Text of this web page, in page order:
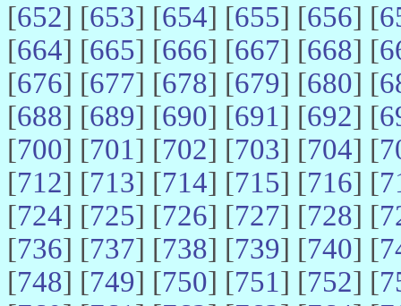
[652] [653] [654] [655] [656] [
[664] [665] [666] [667] [668] [
[676] [677] [678] [679] [680] [
[688] [689] [690] [691] [692] [
[700] [701] [702] [703] [704] [
[712] [713] [714] [715] [716] [
[724] [725] [726] [727] [728] [
[736] [737] [738] [739] [740] [
[748] [749] [750] [751] [752] [